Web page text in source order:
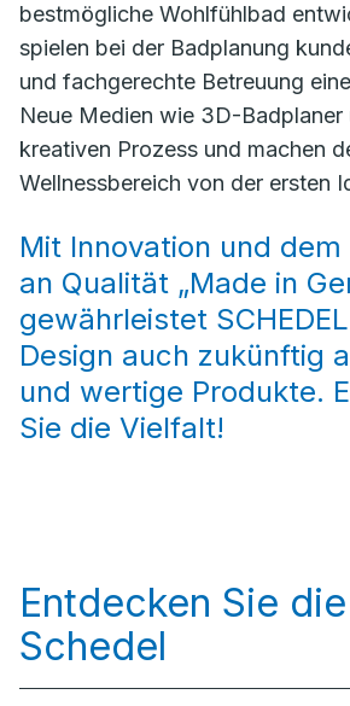
bestmögliche Wohlfühlbad
spielen bei der Badplanung
und fachgerechte Betreuung
Neue Medien wie 3D-Badplaner
kreativen Prozess und machen
Wellnessbereich von der ersten
Mit Innovation und
an Qualität „Made in
gewährleistet
Design auch zukünftig
und wertige Produkte.
Sie die Vielfalt!
Entdecken Sie
Schedel